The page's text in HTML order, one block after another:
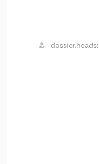
dossier.heads: